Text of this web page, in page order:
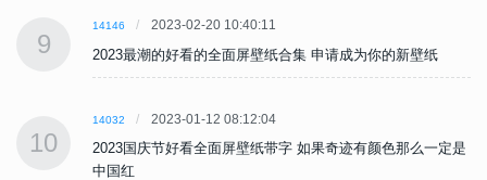
9
14146 2023-02-20 10:40:11
2023最潮的好看的全面屏壁纸合集 申请成为你的新壁纸
10
14032 2023-01-12 08:12:04
2023国庆节好看全面屏壁纸带字 如果奇迹有颜色那么一定是
中国红